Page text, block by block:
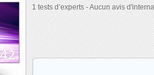
1 tests d’experts - Aucun avis